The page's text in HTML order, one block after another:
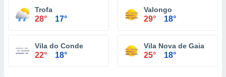
Trofa
28° 17°
Valongo
29° 18°
Vila do Conde
22° 18°
Vila Nova de Gaia
25° 18°